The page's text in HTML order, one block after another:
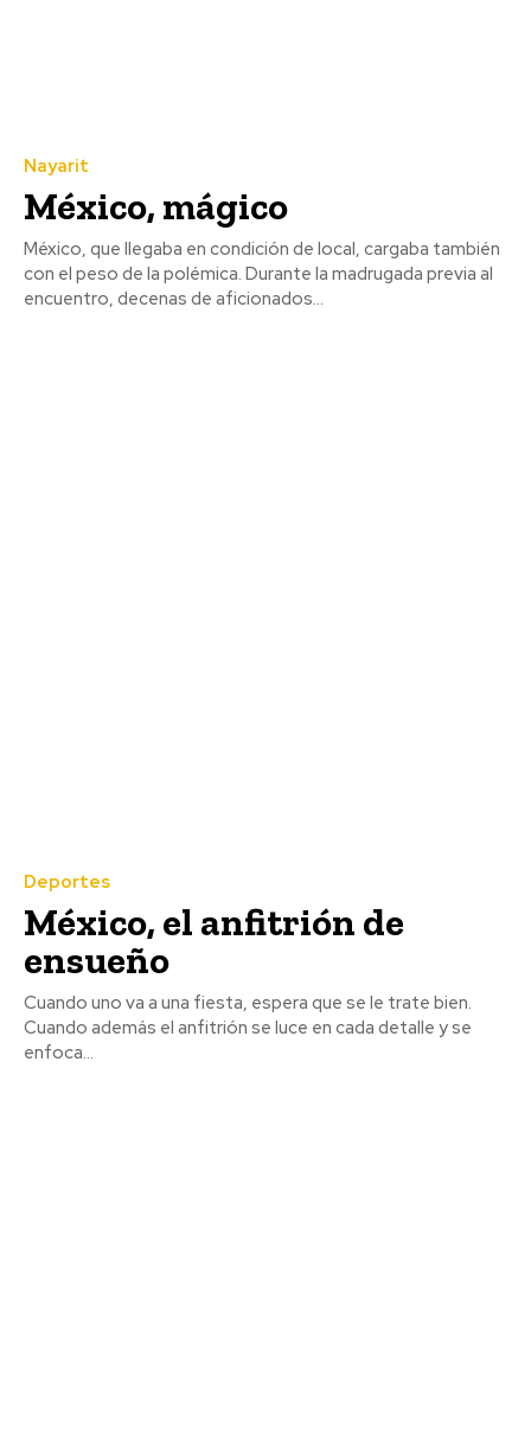
Nayarit
México, mágico
México, que llegaba en condición de local, cargaba también
con el peso de la polémica. Durante la madrugada previa al
encuentro, decenas de aficionados...
Deportes
México, el anfitrión de
ensueño
Cuando uno va a una fiesta, espera que se le trate bien.
Cuando además el anfitrión se luce en cada detalle y se
enfoca...